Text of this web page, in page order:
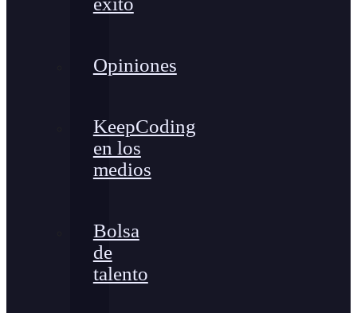
Opiniones
KeepCoding
en los
medios
Bolsa
de
talento